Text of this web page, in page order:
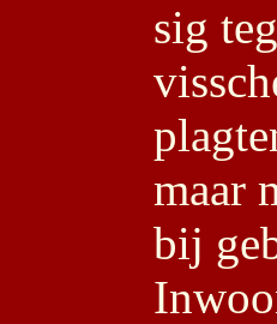
sig
maar
bij